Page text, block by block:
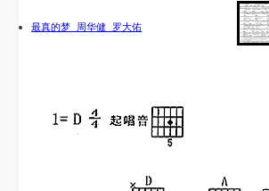
最真的梦 周华健 罗大佑